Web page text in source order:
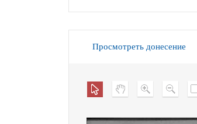
Просмотреть донесение